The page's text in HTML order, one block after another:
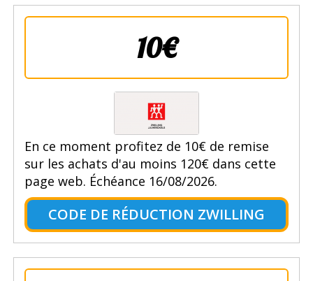
10€
En ce moment profitez de 10€ de remise
sur les achats d'au moins 120€ dans cette
page web. Échéance 16/08/2026.
CODE DE RÉDUCTION ZWILLING